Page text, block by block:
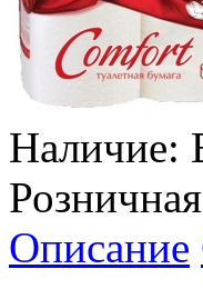
Наличие:
Описание